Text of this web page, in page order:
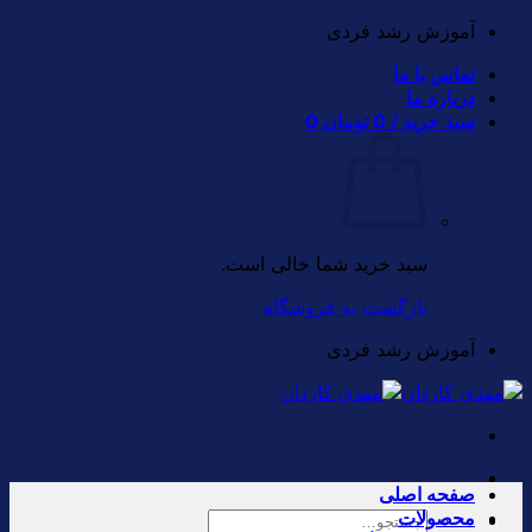
Skip
content
آموزش رشد فردی
تماس با ما
درباره ما
سبد خرید / 0 تومان 0
سبد خرید شما خالی است.
بازگشت به فروشگاه
آموزش رشد فردی
جستجو
صفحه اصلی
محصولات